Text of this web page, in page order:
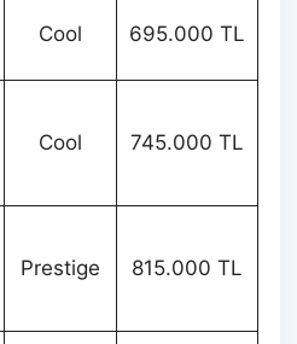
Cool 695.000 TL
Cool 745.000 TL
Prestige 815.000 TL